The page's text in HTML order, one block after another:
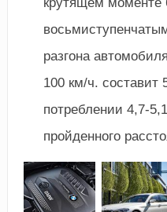
разгона
100 км/ч. составит
потреблении 4,7-
пройденного